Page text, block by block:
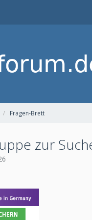
Fragen-Brett
zur